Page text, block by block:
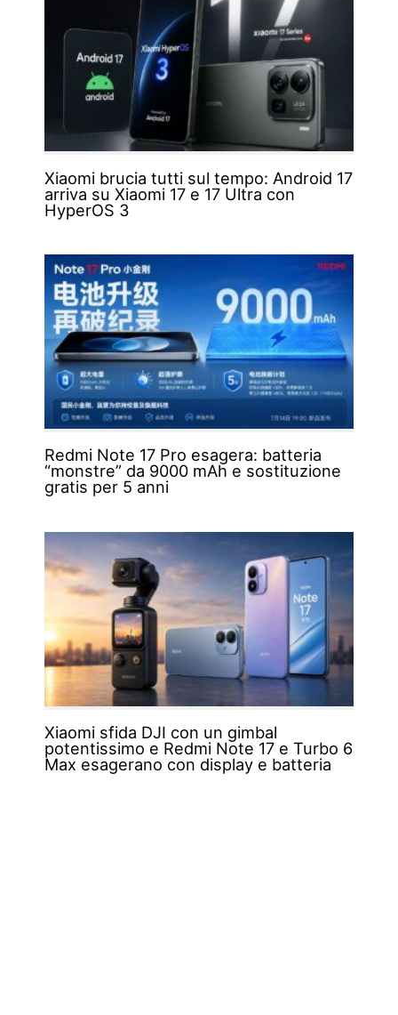
Xiaomi brucia tutti sul tempo: Android 17
arriva su Xiaomi 17 e 17 Ultra con
HyperOS 3
Redmi Note 17 Pro esagera: batteria
“monstre” da 9000 mAh e sostituzione
gratis per 5 anni
Xiaomi sfida DJI con un gimbal
potentissimo e Redmi Note 17 e Turbo 6
Max esagerano con display e batteria